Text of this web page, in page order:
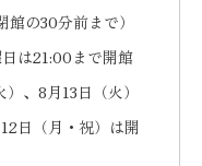
の30分前まで）
は21:00まで開館
、8月13日（火）
日（月・祝）は開